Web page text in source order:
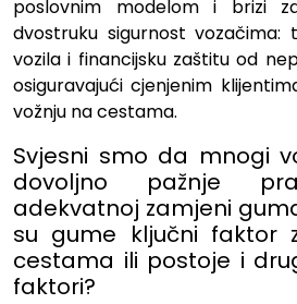
poslovnim modelom i brizi
dvostruku sigurnost vozačima:
vozila i financijsku zaštitu od
osiguravajući cjenjenim
vožnju na cestama.
Svjesni smo da mnogi
dovoljno pažnje
adekvatnoj zamjeni
su gume ključni faktor
cestama ili postoje i
faktori?